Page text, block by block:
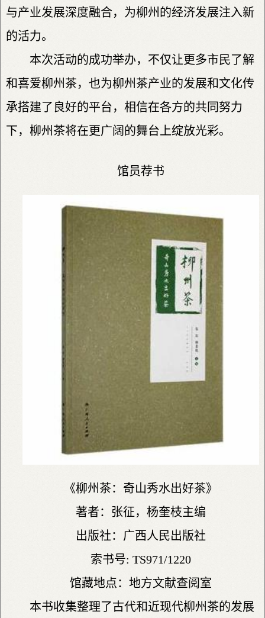
与产业发展深度融合，为柳州的经济发展注入新
的活力。
本次活动的成功举办，不仅让更多市民了解
和喜爱柳州茶，也为柳州茶产业的发展和文化传
承搭建了良好的平台，相信在各方的共同努力
下，柳州茶将在更广阔的舞台上绽放光彩。
馆员荐书
《柳州茶：奇山秀水出好茶》
著者：张征，杨奎枝主编
出版社：广西人民出版社
索书号: TS971/1220
馆藏地点：地方文献查阅室
本书收集整理了古代和近现代柳州茶的发展